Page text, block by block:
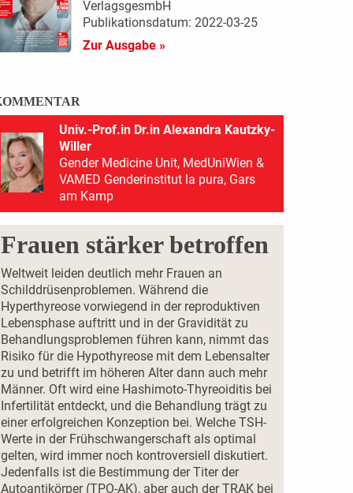
VerlagsgesmbH
Publikationsdatum: 2022-03-25
Zur Ausgabe »
Univ.-Prof.in Dr.in Alexandra Kautzky-
Willer
Gender Medicine Unit, MedUniWien &
VAMED Genderinstitut la pura, Gars
am Kamp
Frauen stärker betroffen
Weltweit leiden deutlich mehr Frauen an
Schilddrüsenproblemen. Während die
Hyperthyreose vorwiegend in der reproduktiven
Lebensphase auftritt und in der Gravidität zu
Behandlungsproblemen führen kann, nimmt das
Risiko für die Hypothyreose mit dem Lebensalter
zu und betrifft im höheren Alter dann auch mehr
Männer. Oft wird eine Hashimoto-Thyreoiditis bei
Infertilität entdeckt, und die Behandlung trägt zu
einer erfolgreichen Konzeption bei. Welche TSH-
Werte in der Frühschwangerschaft als optimal
gelten, wird immer noch kontroversiell diskutiert.
Jedenfalls ist die Bestimmung der Titer der
Autoantikörper (TPO-AK), aber auch der TRAK bei